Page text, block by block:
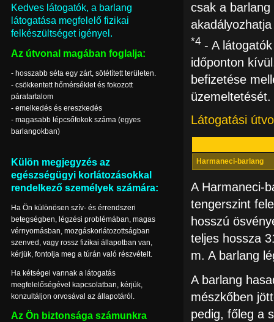
csak a
*4 - A
időponton
befizetése
üzemeltetését.
Látogatási
Harmaneci-barlang
A Harmaneci-
tengerszint
hosszú
teljes hossza
m. A barlang
A barlang
mészkőben
pedig, főleg a
Kedves látogatók, a barlang
látogatása megfelelő fizikai
felkészültséget igényel.
Az útvonal magában foglalja:
- hosszabb séta egy zárt, sötétített területen.
- csökkentett hőmérséklet és fokozott
páratartalom
- emelkedés és ereszkedés
- magasabb lépcsőfokok száma (egyes
barlangokban)
Külön megjegyzés az
egészségügyi korlátozásokkal
rendelkező személyek számára:
Ha Ön különösen szív- és érrendszeri
betegségben, légzési problémában, magas
vérnyomásban, mozgáskorlátozottságban
szenved, vagy rossz fizikai állapotban van,
kérjük, fontolja meg a túrán való részvételt.
Ha kétségei vannak a látogatás
megfelelőségével kapcsolatban, kérjük,
konzultáljon orvosával az állapotáról.
Az Ön biztonsága számunkra